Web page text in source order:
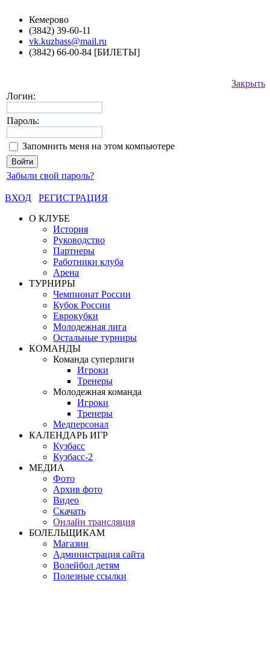
Кемерово
(3842) 39-60-11
vk.kuzbass@mail.ru
(3842) 66-00-84 [БИЛЕТЫ]
Закрыть
Логин:
Пароль:
Запомнить меня на этом компьютере
Забыли свой пароль?
ВХОД
РЕГИСТРАЦИЯ
О КЛУБЕ
История
Руководство
Партнеры
Работники клуба
Арена
ТУРНИРЫ
Чемпионат России
Кубок России
Еврокубки
Молодежная лига
Остальные турниры
КОМАНДЫ
Команда суперлиги
Игроки
Тренеры
Молодежная команда
Игроки
Тренеры
Медперсонал
КАЛЕНДАРЬ ИГР
Кузбасс
Кузбасс-2
МЕДИА
Фото
Архив фото
Видео
Скачать
Онлайн трансляция
БОЛЕЛЬЩИКАМ
Магазин
Администрация сайта
Волейбол детям
Полезные ссылки